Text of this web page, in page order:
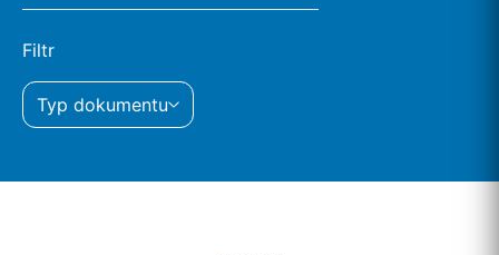
Filtr
Typ dokumentu